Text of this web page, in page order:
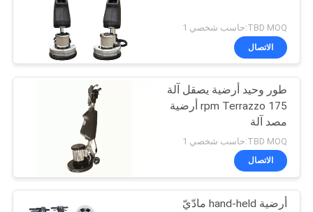
TBD MOQ:حاسب شخصي 1
الاتصال
طور وحيد أرضية يصقل آلة
175 rpm Terrazzo أرضية
مصد آلة
TBD MOQ:حاسب شخصي 1
الاتصال
أرضية hand-held مادّيّ